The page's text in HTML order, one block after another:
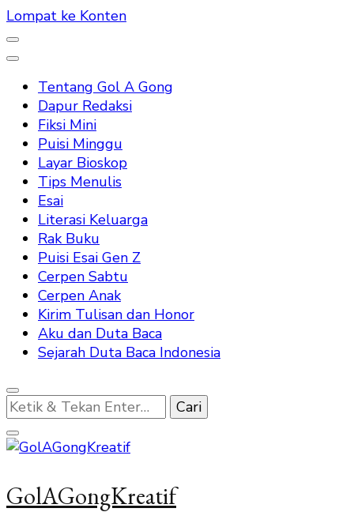
Lompat ke Konten
Tentang Gol A Gong
Dapur Redaksi
Fiksi Mini
Puisi Minggu
Layar Bioskop
Tips Menulis
Esai
Literasi Keluarga
Rak Buku
Puisi Esai Gen Z
Cerpen Sabtu
Cerpen Anak
Kirim Tulisan dan Honor
Aku dan Duta Baca
Sejarah Duta Baca Indonesia
Mencari
Sesuatu?
GolAGongKreatif